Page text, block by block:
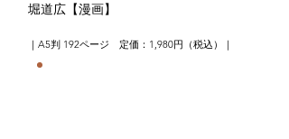
堀道広【漫画】
｜A5判 192ページ 定価：1,980円（税込）｜